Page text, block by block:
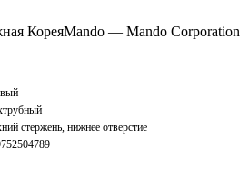
КореяMando — Mando Corporation
стержень, нижнее отверстие